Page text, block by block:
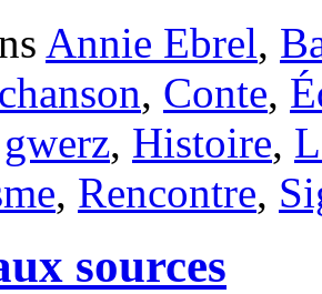
Annie Ebrel,
chanson, Conte,
gwerz, Histoire,
, Rencontre,
sources